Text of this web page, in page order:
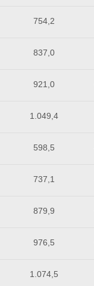
754,2
837,0
921,0
1.049,4
598,5
737,1
879,9
976,5
1.074,5